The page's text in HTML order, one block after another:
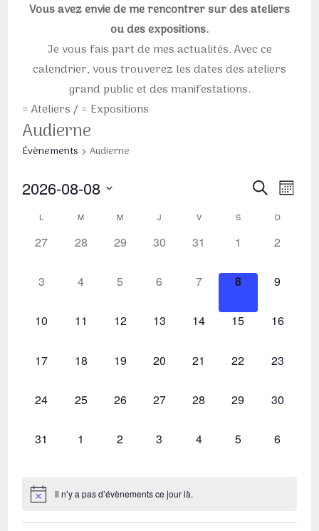
Vous avez envie de me rencontrer sur des ateliers
ou des expositions.
Je vous fais part de mes actualités. Avec ce
calendrier, vous trouverez les dates des ateliers
grand public et des manifestations.
= Ateliers/= Expositions
Audierne
Évènements Audierne
vues
RECHERCHE
MOIS
2026-08-08
date.
Calendrier
de
L M M J V S D
0
27
0
28
0
29
0
30
0
31
0
1
0
2
0
3
0
4
0
5
0
6
0
7
0
8
0
9
0
10
0
11
0
12
0
13
0
14
0
15
0
16
0
17
0
18
0
19
0
20
0
21
0
22
0
23
0
24
0
25
0
26
0
27
0
28
0
29
0
30
0
31
0
1
0
2
0
3
0
4
0
5
0
6
Il n’y a pas d’évènements ce jour là.